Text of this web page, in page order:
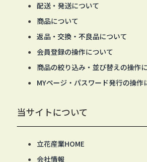
配送・発送について
商品について
返品・交換・不良品について
会員登録の操作について
商品の絞り込み・並び替えの操作
MYページ・パスワード発行の操作
当サイトについて
立花産業HOME
会社情報